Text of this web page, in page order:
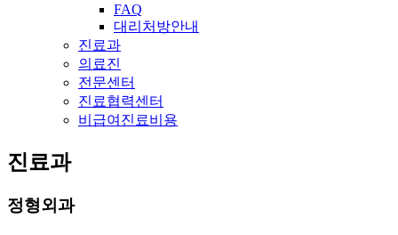
FAQ
대리처방안내
진료과
의료진
전문센터
진료협력센터
비급여진료비용
진료과
정형외과